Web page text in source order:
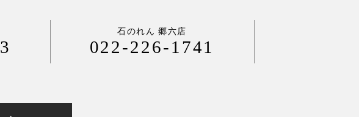
石のれん 郷六店
022-226-1741